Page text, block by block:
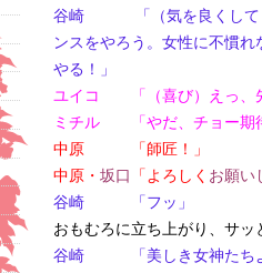
谷崎 「（気を良くして）
ンスをやろう。女性に不慣
やる！」
ユイコ 「（喜び）えっ、
ミチル 「やだ、チョー期
中原 「師匠！」
中原・ 坂口 「よろしく お願い
谷崎 「フッ」
おもむろに立ち上がり、サッ
谷崎 「美しき女神たち